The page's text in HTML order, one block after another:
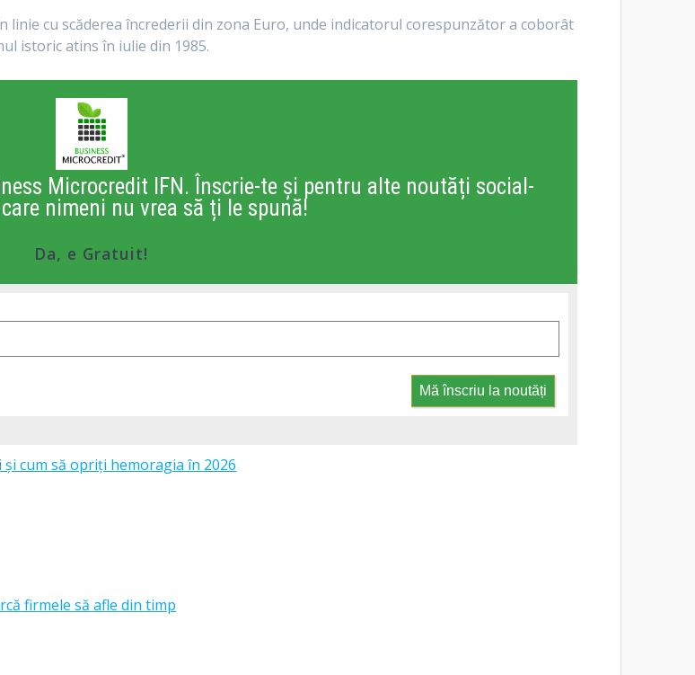
linie cu scăderea încrederii din zona Euro, unde indicatorul corespunzător a coborât
istoric atins în iulie din 1985.
Microcredit IFN. Înscrie-te și pentru alte noutăți social-
nimeni nu vrea să ți le spună!
Da, e Gratuit!
Mă înscriu la noutăți
cum să opriți hemoragia în 2026
firmele să afle din timp